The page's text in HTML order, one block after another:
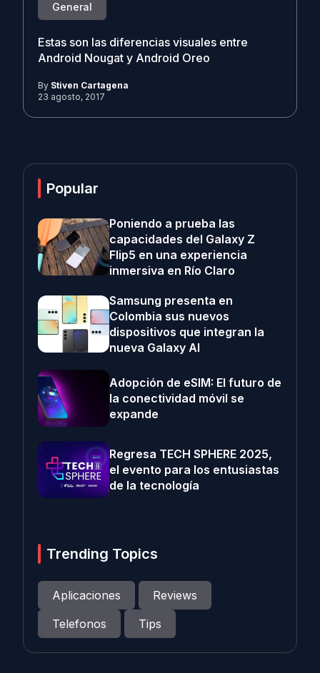
General
Estas son las diferencias visuales entre
Android Nougat y Android Oreo
By Stiven Cartagena
23 agosto, 2017
Popular
Poniendo a prueba las
capacidades del Galaxy Z
Flip5 en una experiencia
inmersiva en Río Claro
Samsung presenta en
Colombia sus nuevos
dispositivos que integran la
nueva Galaxy AI
Adopción de eSIM: El futuro de
la conectividad móvil se
expande
Regresa TECH SPHERE 2025,
el evento para los entusiastas
de la tecnología
Trending Topics
Aplicaciones
Reviews
Telefonos
Tips